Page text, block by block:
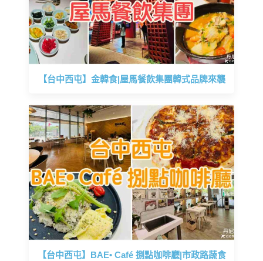
【台中西屯】金韓食|屋馬餐飲集團韓式品牌來襲
【台中西屯】BAE• Café 捌點咖啡廳|市政路蔬食